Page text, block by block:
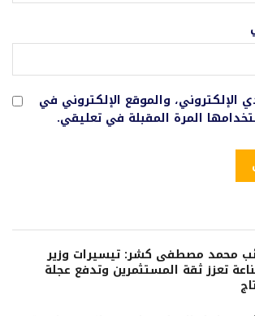
الإلكتروني، والموقع الإلكتروني في
المرة المقبلة في تعليقي.
محمد مصطفى كشر: تيسيرات وزير
تعزز ثقة المستثمرين وتدفع عجلة